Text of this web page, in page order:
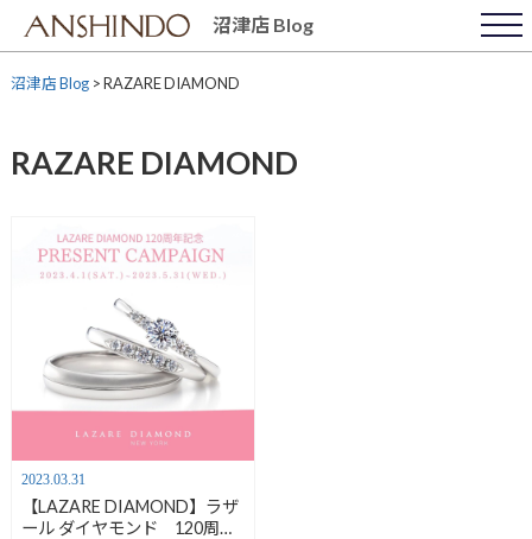
content
沼津店 Blog
沼津店 Blog>RAZARE DIAMOND
RAZARE DIAMOND
2023.03.31
【LAZARE DIAMOND】ラザ
ール ダイヤモンド 120周年